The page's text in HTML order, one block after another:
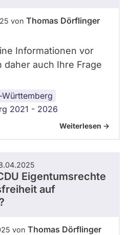
von Thomas Dörflinger
Informationen vor
daher auch Ihre Frage
Württemberg
2021 - 2026
Weiterlesen ->
Eigentumsrechte
auf
von Thomas Dörflinger